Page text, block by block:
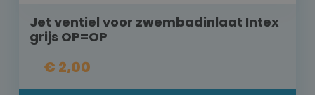
Jet ventiel voor zwembadinlaat Intex
grijs OP=OP
€ 2,00